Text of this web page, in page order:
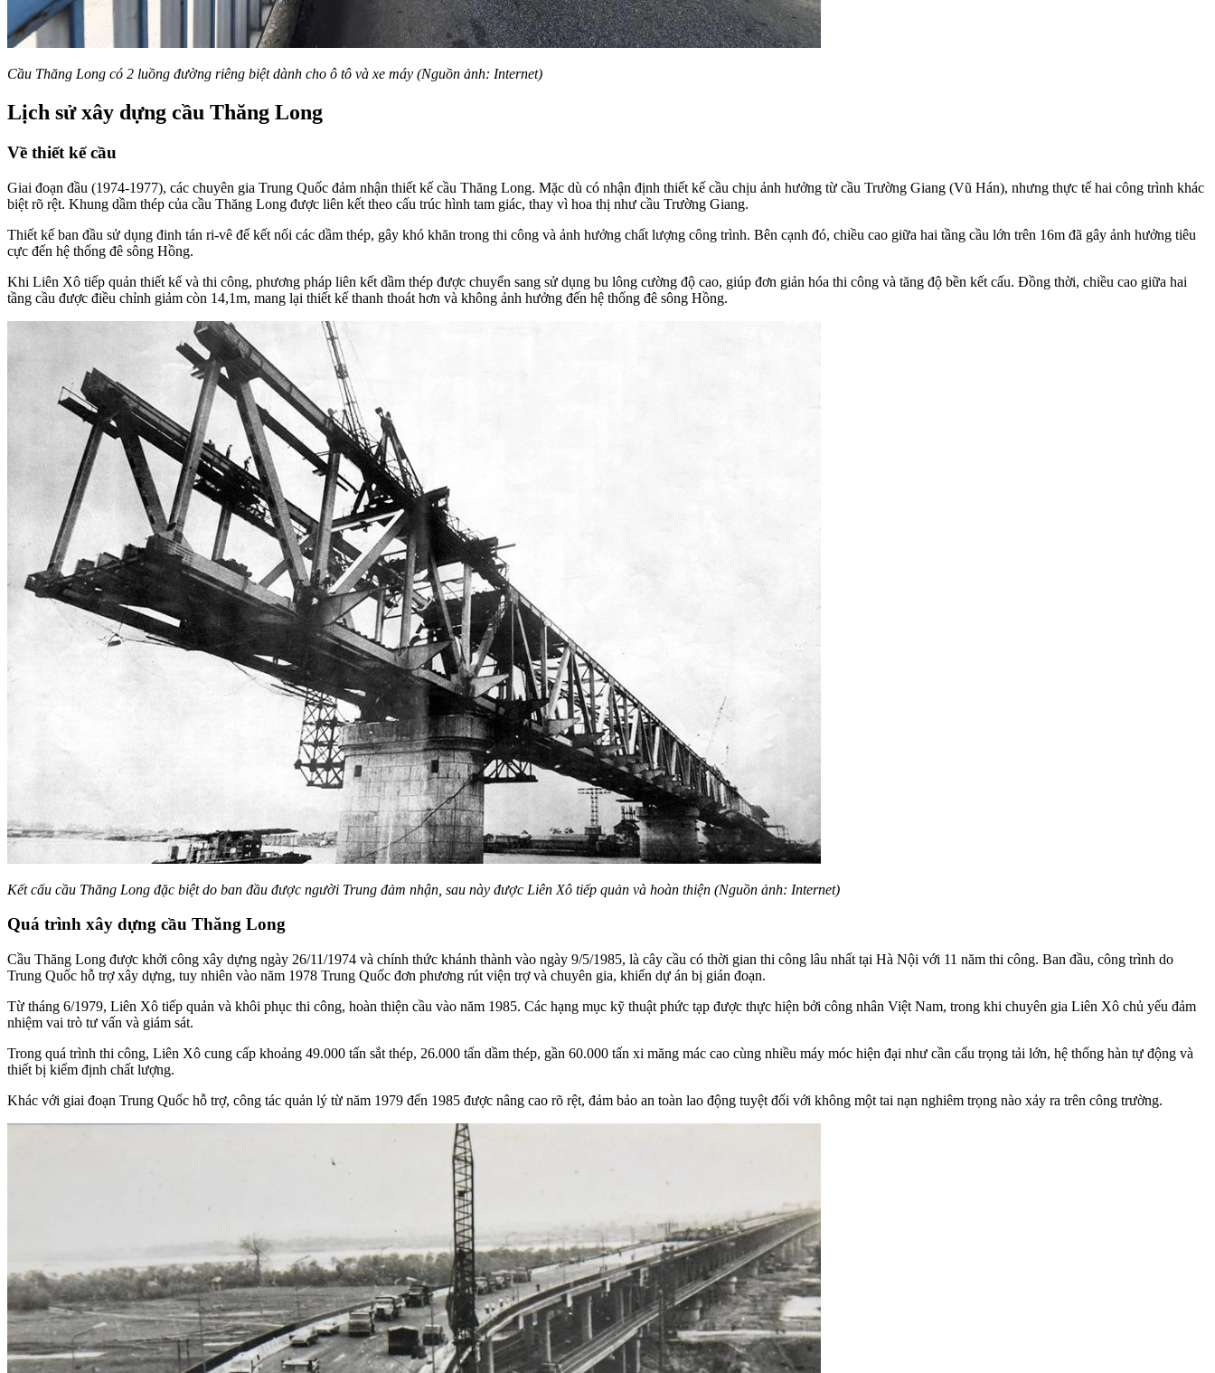
Cầu Thăng Long có 2 luồng đường riêng biệt dành cho ô tô và xe máy (Nguồn ảnh: Internet)
Lịch sử xây dựng cầu Thăng Long
Về thiết kế cầu
Giai đoạn đầu (1974-1977), các chuyên gia Trung Quốc đảm nhận thiết kế cầu Thăng Long. Mặc dù có nhận định thiết kế cầu chịu ảnh hưởng từ cầu Trường Giang (Vũ Hán), nhưng thực tế hai công trình khác
biệt rõ rệt. Khung dầm thép của cầu Thăng Long được liên kết theo cấu trúc hình tam giác, thay vì hoa thị như cầu Trường Giang.
Thiết kế ban đầu sử dụng đinh tán ri-vê để kết nối các dầm thép, gây khó khăn trong thi công và ảnh hưởng chất lượng công trình. Bên cạnh đó, chiều cao giữa hai tầng cầu lớn trên 16m đã gây ảnh hưởng tiêu
cực đến hệ thống đê sông Hồng.
Khi Liên Xô tiếp quản thiết kế và thi công, phương pháp liên kết dầm thép được chuyển sang sử dụng bu lông cường độ cao, giúp đơn giản hóa thi công và tăng độ bền kết cấu. Đồng thời, chiều cao giữa hai
tầng cầu được điều chỉnh giảm còn 14,1m, mang lại thiết kế thanh thoát hơn và không ảnh hưởng đến hệ thống đê sông Hồng.
Kết cấu cầu Thăng Long đặc biệt do ban đầu được người Trung đảm nhận, sau này được Liên Xô tiếp quản và hoàn thiện (Nguồn ảnh: Internet)
Quá trình xây dựng cầu Thăng Long
Cầu Thăng Long được khởi công xây dựng ngày 26/11/1974 và chính thức khánh thành vào ngày 9/5/1985, là cây cầu có thời gian thi công lâu nhất tại Hà Nội với 11 năm thi công. Ban đầu, công trình do
Trung Quốc hỗ trợ xây dựng, tuy nhiên vào năm 1978 Trung Quốc đơn phương rút viện trợ và chuyên gia, khiến dự án bị gián đoạn.
Từ tháng 6/1979, Liên Xô tiếp quản và khôi phục thi công, hoàn thiện cầu vào năm 1985. Các hạng mục kỹ thuật phức tạp được thực hiện bởi công nhân Việt Nam, trong khi chuyên gia Liên Xô chủ yếu đảm
nhiệm vai trò tư vấn và giám sát.
Trong quá trình thi công, Liên Xô cung cấp khoảng 49.000 tấn sắt thép, 26.000 tấn dầm thép, gần 60.000 tấn xi măng mác cao cùng nhiều máy móc hiện đại như cần cẩu trọng tải lớn, hệ thống hàn tự động và
thiết bị kiểm định chất lượng.
Khác với giai đoạn Trung Quốc hỗ trợ, công tác quản lý từ năm 1979 đến 1985 được nâng cao rõ rệt, đảm bảo an toàn lao động tuyệt đối với không một tai nạn nghiêm trọng nào xảy ra trên công trường.